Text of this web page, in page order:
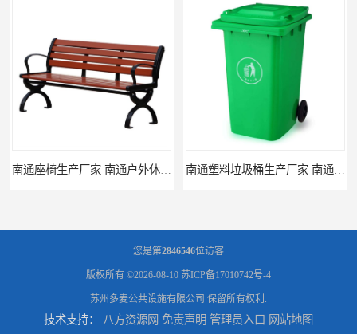
您是第2846546位访客
版权所有 ©2026-08-10 苏ICP备17010742号-4
苏州多麦公共设施有限公司 保留所有权利.
技术支持： 八方资源网 免责声明 管理员入口 网站地图